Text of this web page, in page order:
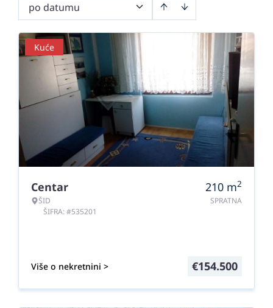
po datumu
Kuće
Centar
ŠID
ŠIFRA: #535201
210 m2
SPRATNA
Više o nekretnini > €154.500